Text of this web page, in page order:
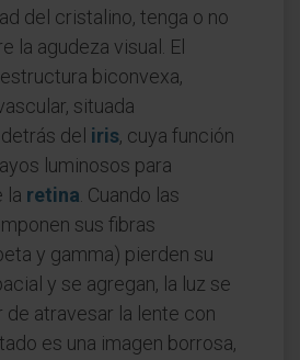
del cristalino, tenga o no
la agudeza visual. El
biconvexa,
situada
del iris, cuya función
luminosos para
la retina . Cuando las
sus fibras
y gamma) pierden su
y se agregan, la luz se
de atravesar la lente con
es una imagen borrosa,